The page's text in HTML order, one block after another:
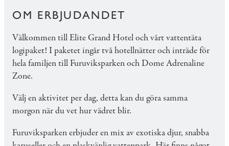
OM ERBJUDANDET
Välkommen till Elite Grand Hotel och vårt vattentäta
logipaket! I paketet ingår två hotellnätter och inträde för
hela familjen till Furuviksparken och Dome Adrenaline
Zone.
Välj en aktivitet per dag, detta kan du göra samma
morgon när du vet hur vädret blir.
Furuviksparken erbjuder en mix av exotiska djur, snabba